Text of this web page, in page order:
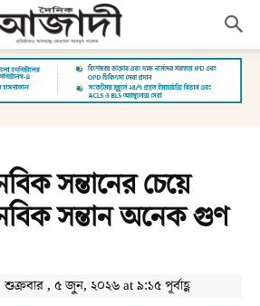
সন্তানের চেয়ে
সন্তান অনেক গুণ
, ৫ জুন, ২০২৬ at ৯:১৫ পূর্বাহ্ণ